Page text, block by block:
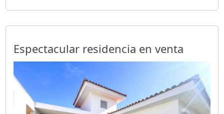
Espectacular residencia en venta